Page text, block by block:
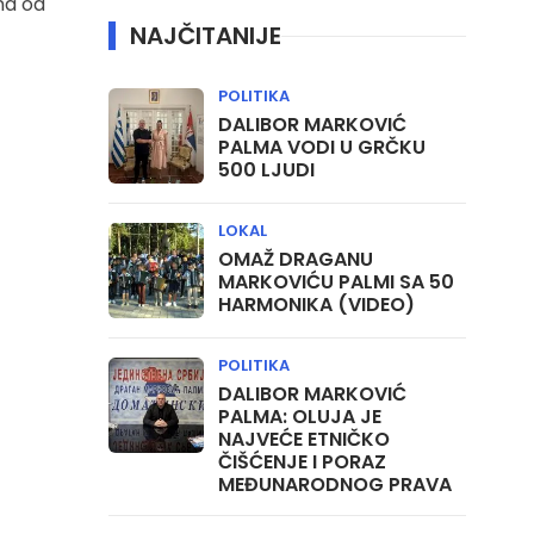
NAJČITANIJE
DALIBOR MARKOVIĆ
PALMA VODI U GRČKU
500 LJUDI
POLITIKA
OMAŽ DRAGANU
MARKOVIĆU PALMI SA 50
HARMONIKA (VIDEO)
LOKAL
DALIBOR MARKOVIĆ
PALMA: OLUJA JE
NAJVEĆE ETNIČKO
ČIŠĆENJE I PORAZ
MEĐUNARODNOG PRAVA
POLITIKA